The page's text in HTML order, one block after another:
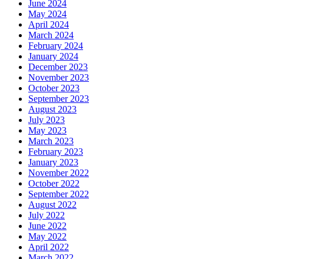
June 2024
May 2024
April 2024
March 2024
February 2024
January 2024
December 2023
November 2023
October 2023
September 2023
August 2023
July 2023
May 2023
March 2023
February 2023
January 2023
November 2022
October 2022
September 2022
August 2022
July 2022
June 2022
May 2022
April 2022